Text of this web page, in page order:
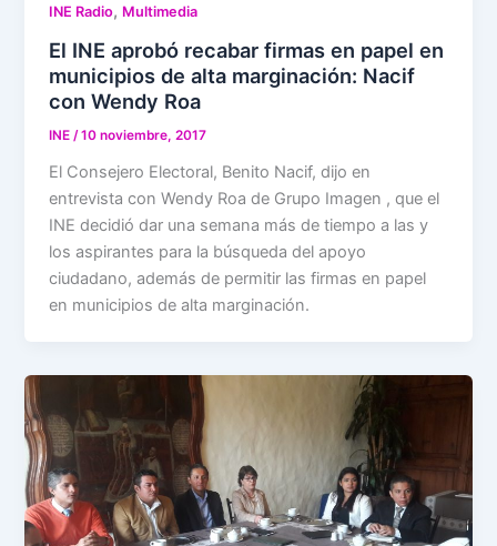
INE Radio, Multimedia
El INE aprobó recabar firmas en papel en
municipios de alta marginación: Nacif
con Wendy Roa
INE /10 noviembre, 2017
El Consejero Electoral, Benito Nacif, dijo en
entrevista con Wendy Roa de Grupo Imagen , que el
INE decidió dar una semana más de tiempo a las y
los aspirantes para la búsqueda del apoyo
ciudadano, además de permitir las firmas en papel
en municipios de alta marginación.